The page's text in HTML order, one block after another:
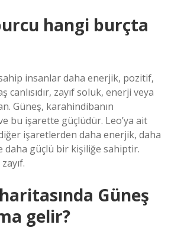
hangi burçta
insanlar daha enerjik, pozitif,
canlısıdır, zayıf soluk, enerji veya
Güneş, karahindibanın
bu işarette güçlüdür. Leo’ya ait
işaretlerden daha enerjik, daha
daha güçlü bir kişiliğe sahiptir.
Güneş
gelir?